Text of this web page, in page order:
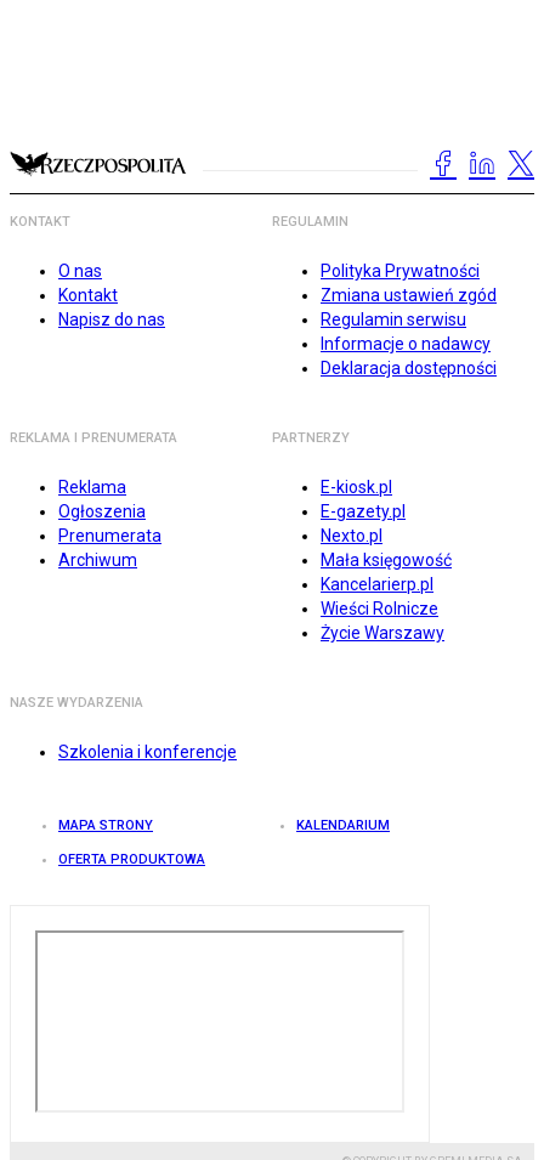
KONTAKT
O nas
Kontakt
Napisz do nas
REGULAMIN
Polityka Prywatności
Zmiana ustawień zgód
Regulamin serwisu
Informacje o nadawcy
Deklaracja dostępności
REKLAMA I PRENUMERATA
Reklama
Ogłoszenia
Prenumerata
Archiwum
PARTNERZY
E-kiosk.pl
E-gazety.pl
Nexto.pl
Mała księgowość
Kancelarierp.pl
Wieści Rolnicze
Życie Warszawy
NASZE WYDARZENIA
Szkolenia i konferencje
MAPA STRONY KALENDARIUM
OFERTA PRODUKTOWA